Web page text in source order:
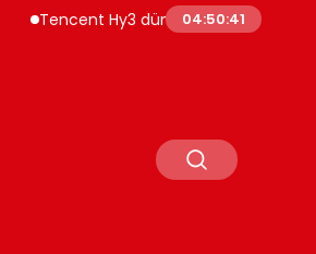
Tencent Hy3 dünya genelinde kullanıma
04:50:42